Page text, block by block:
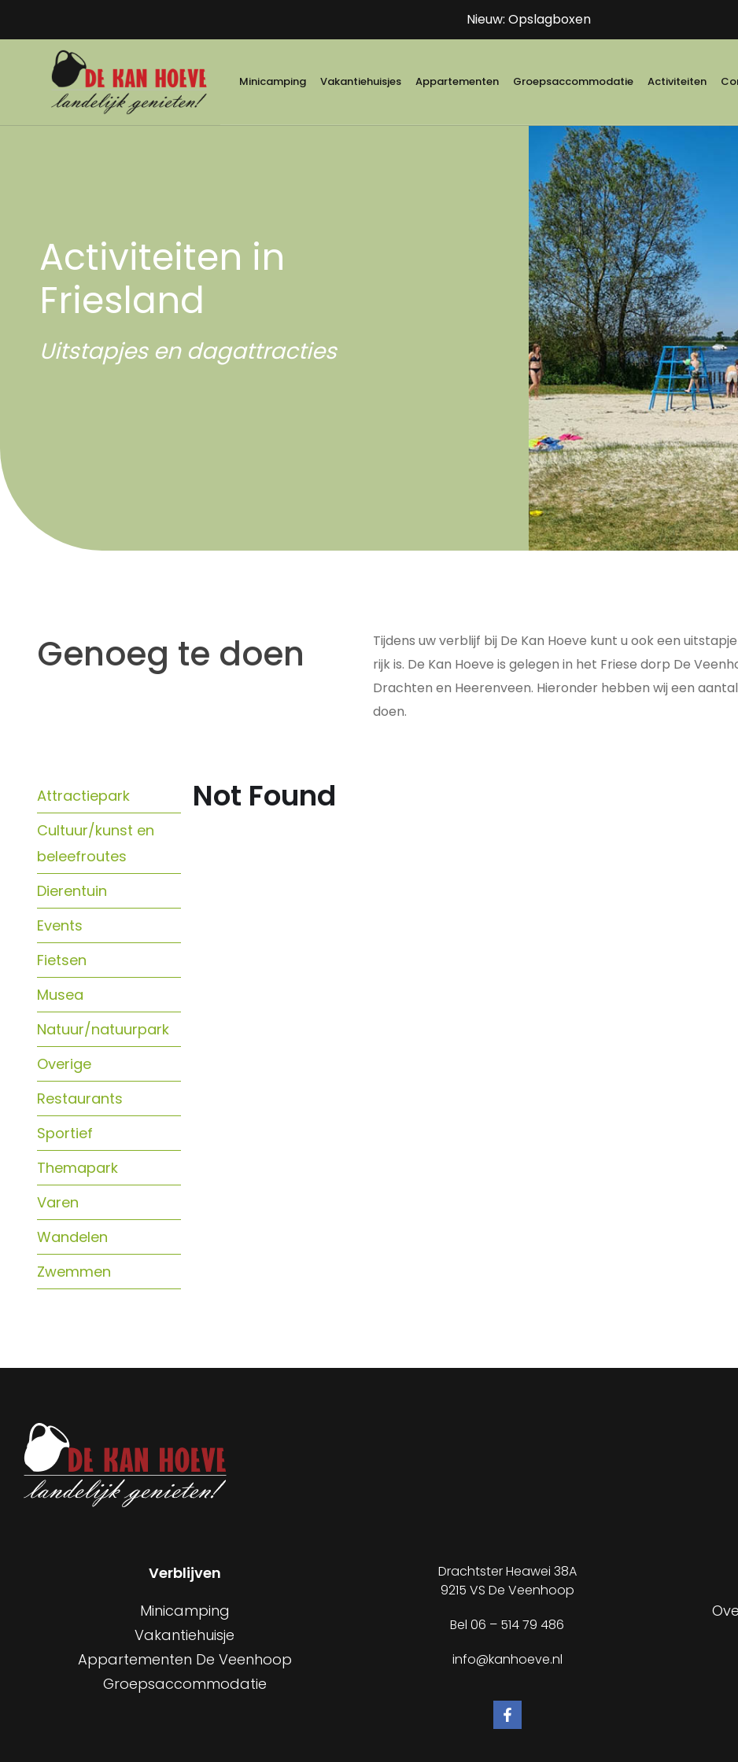
Nieuw: Opslagboxen
Minicamping Vakantiehuisjes Appartementen Groepsaccommodatie Activiteiten
Activiteiten in
Friesland
Uitstapjes en dagattracties
Genoeg te doen
Tijdens uw verblijf bij De Kan Hoeve kunt u ook een
rijk is. De Kan Hoeve is gelegen in het Friese dorp De
Drachten en Heerenveen. Hieronder hebben wij een
doen.
Attractiepark
Cultuur/kunst en
beleefroutes
Dierentuin
Events
Fietsen
Musea
Natuur/natuurpark
Overige
Restaurants
Sportief
Themapark
Varen
Wandelen
Zwemmen
Not Found
Verblijven
Minicamping
Vakantiehuisje
Appartementen De Veenhoop
Groepsaccommodatie
Drachtster Heawei 38A
9215 VS De Veenhoop
Bel06 – 514 79 486
info@kanhoeve.nl